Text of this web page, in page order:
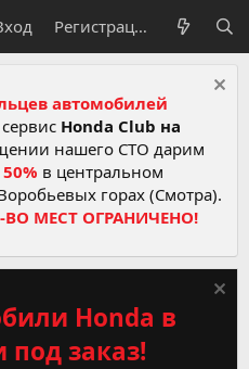
Регистрация
автомобилей
Honda Club на
нашего СТО дарим
в центральном
горах (Смотра).
МЕСТ ОГРАНИЧЕНО!
Honda в
заказ!